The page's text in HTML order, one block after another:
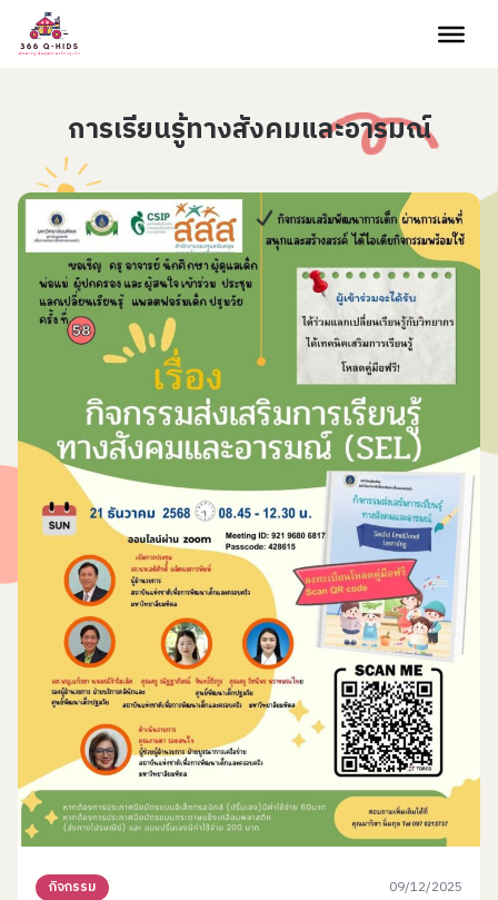
Skip to content
การเรียนรู้ทางสังคมและอารมณ์
กิจกรรม 09/12/2025